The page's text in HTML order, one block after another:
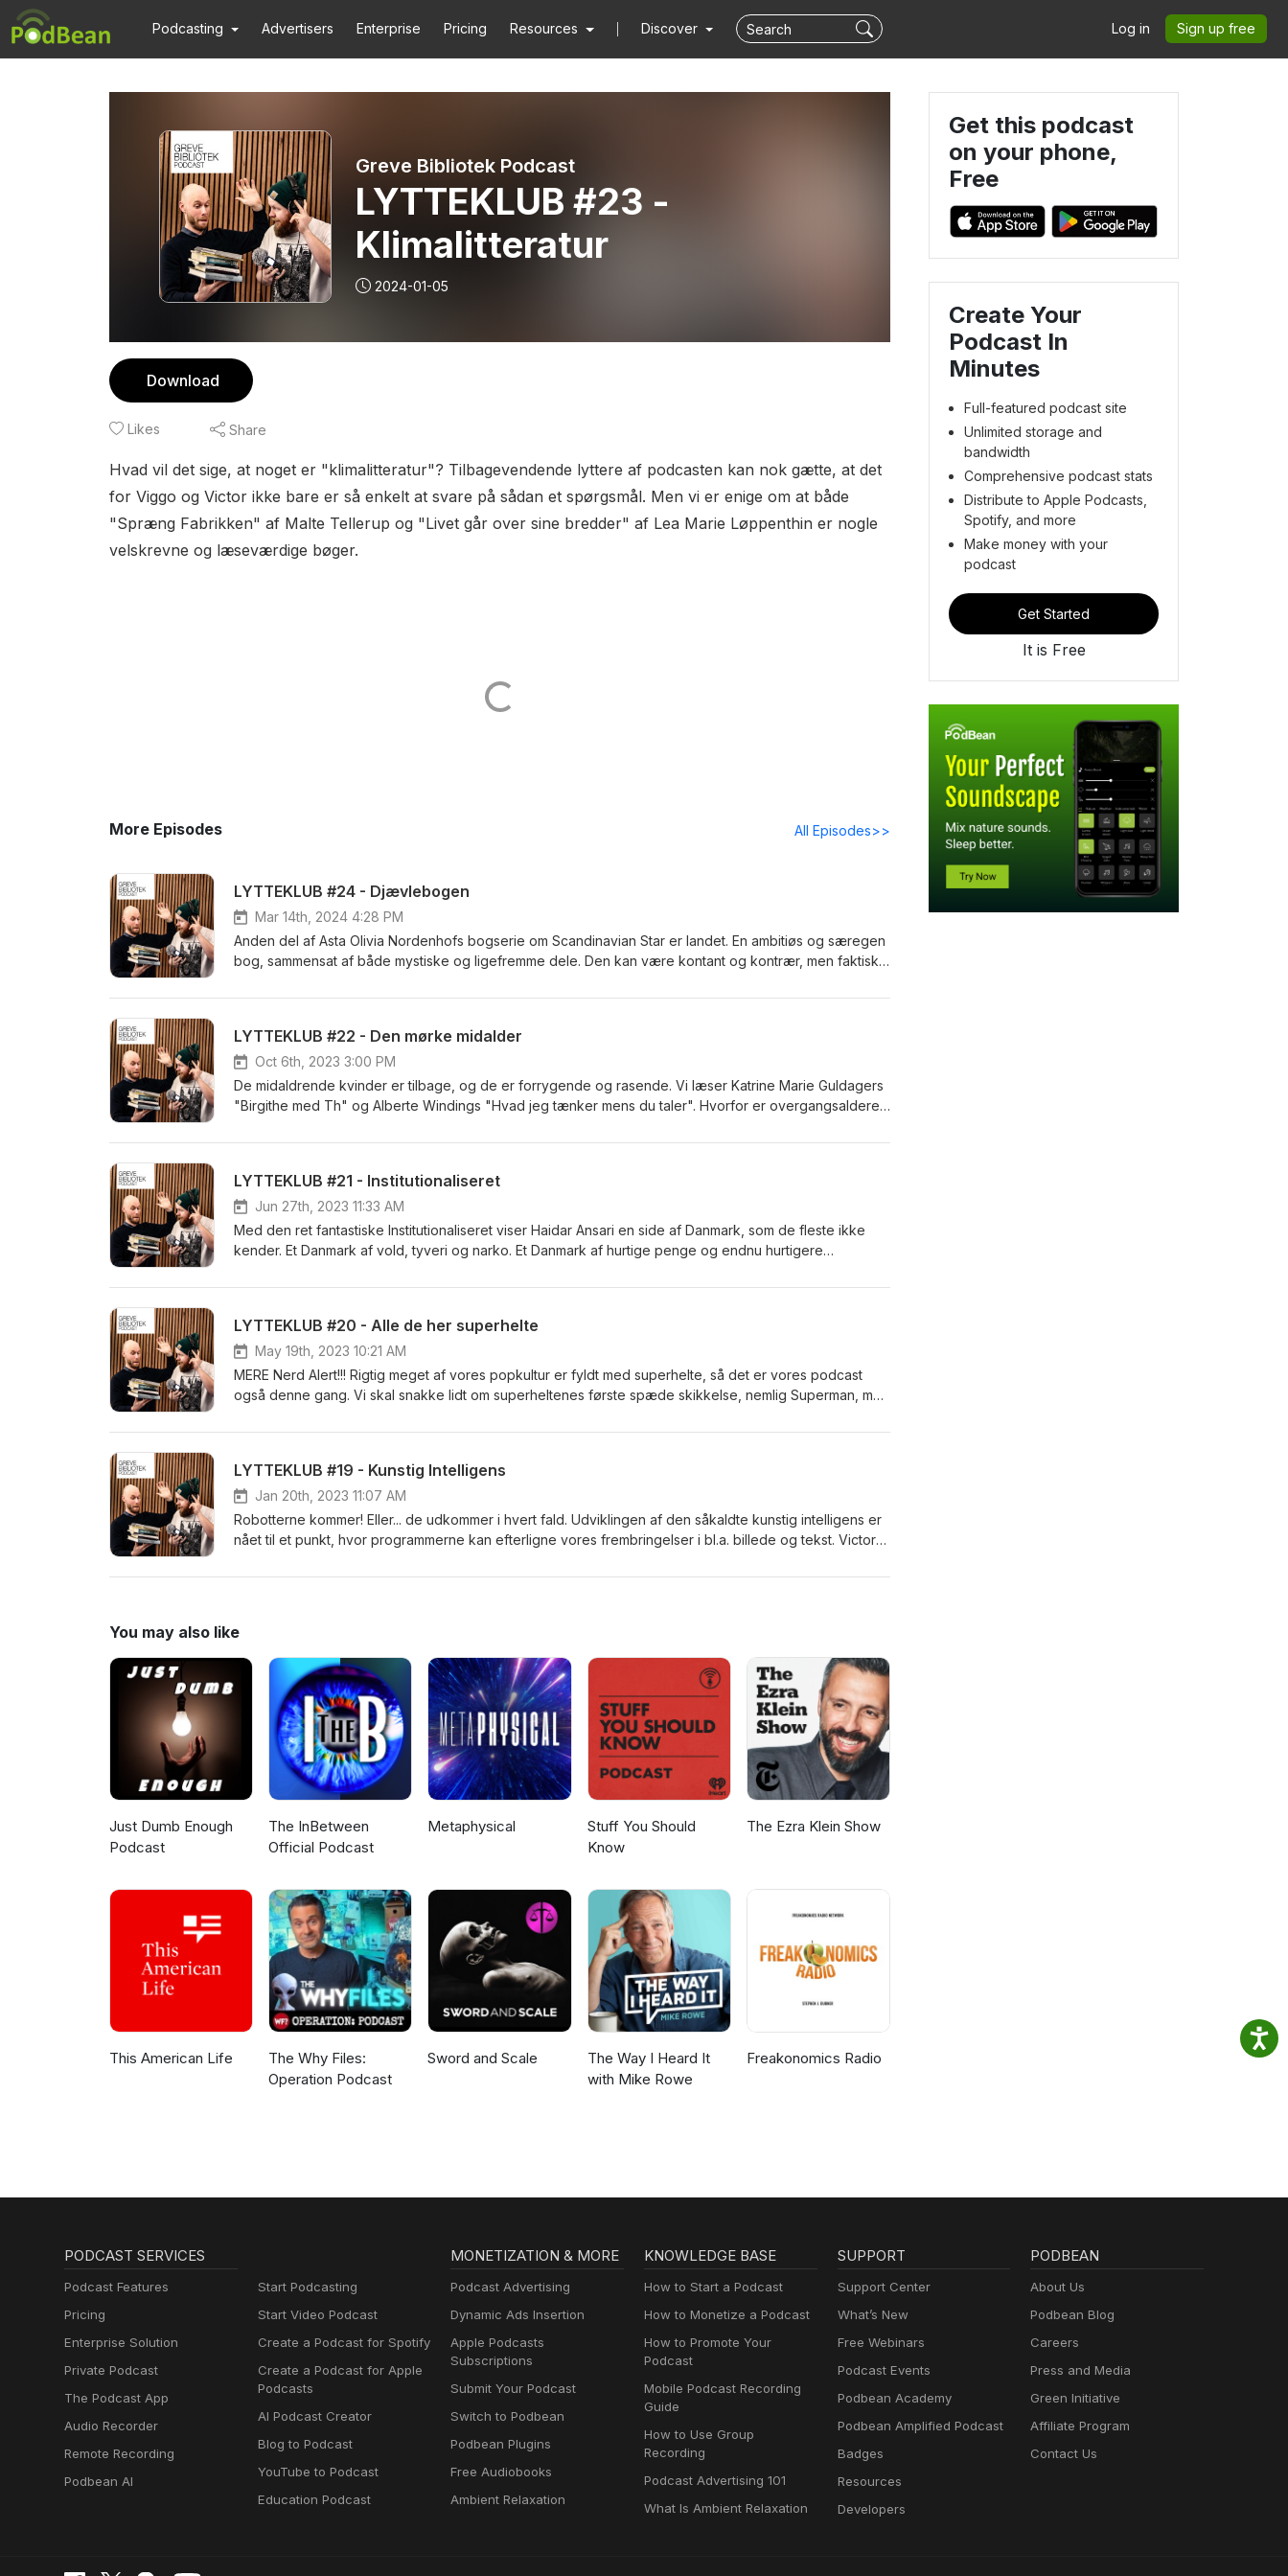
Podcasting Advertisers Enterprise Pricing Resources Discover Log in Sign up free
Greve Bibliotek Podcast
LYTTEKLUB #23 -
Klimalitteratur
2024-01-05
Download
Likes Share
Hvad vil det sige, at noget er "klimalitteratur"? Tilbagevendende lyttere af podcasten kan nok gætte, at det
for Viggo og Victor ikke bare er så enkelt at svare på sådan et spørgsmål. Men vi er enige om at både
"Spræng Fabrikken" af Malte Tellerup og "Livet går over sine bredder" af Lea Marie Løppenthin er nogle
velskrevne og læseværdige bøger.
More Episodes All Episodes>>
LYTTEKLUB #24 - Djævlebogen
Mar 14th, 2024 4:28 PM
Anden del af Asta Olivia Nordenhofs bogserie om Scandinavian Star er landet. En ambitiøs og særegen
bog, sammensat af både mystiske og ligefremme dele. Den kan være kontant og kontrær, men faktisk
vej hen. På den anden side - er det ikke også bare sådan livet er?
LYTTEKLUB #22 - Den mørke midalder
Oct 6th, 2023 3:00 PM
De midaldrende kvinder er tilbage, og de er forrygende og rasende. Vi læser Katrine Marie Guldagers
"Birgithe med Th" og Alberte Windings "Hvad jeg tænker mens du taler". Hvorfor er overgangsalderen
mændene der får lov at tage på eventyr, når de har deres?
LYTTEKLUB #21 - Institutionaliseret
Jun 27th, 2023 11:33 AM
Med den ret fantastiske Institutionaliseret viser Haidar Ansari en side af Danmark, som de fleste ikke
kender. Et Danmark af vold, tyveri og narko. Et Danmark af hurtige penge og endnu hurtigere
basker, men i det her tilfælde er det råstoffet i en fremragende digtsamling - lyt med!
LYTTEKLUB #20 - Alle de her superhelte
May 19th, 2023 10:21 AM
MERE Nerd Alert!!! Rigtig meget af vores popkultur er fyldt med superhelte, så det er vores podcast
også denne gang. Vi skal snakke lidt om superheltenes første spæde skikkelse, nemlig Superman, men
hvor monumentale tegneserieværker som Watchmen og Batman - The Dark Knight Returns udkommer.
LYTTEKLUB #19 - Kunstig Intelligens
Jan 20th, 2023 11:07 AM
Robotterne kommer! Eller... de udkommer i hvert fald. Udviklingen af den såkaldte kunstig intelligens er
nået til et punkt, hvor programmerne kan efterligne vores frembringelser i bl.a. billede og tekst. Victor
Og så ser vi på en bog af Tobias Larsen, der er halvt skrevet af en tekstrobot.
You may also like
Just Dumb Enough
Podcast
The InBetween
Official Podcast
Metaphysical
Stuff You Should
Know
The Ezra Klein Show
This American Life
The Why Files:
Operation Podcast
Sword and Scale
The Way I Heard It
with Mike Rowe
Freakonomics Radio
Get this podcast
on your phone,
Free
Create Your
Podcast In
Minutes
Full-featured podcast site
Unlimited storage and
bandwidth
Comprehensive podcast stats
Distribute to Apple Podcasts,
Spotify, and more
Make money with your
podcast
Get Started
It is Free
PODCAST SERVICES
Podcast Features
Pricing
Enterprise Solution
Private Podcast
The Podcast App
Audio Recorder
Remote Recording
Podbean AI
Start Podcasting
Start Video Podcast
Create a Podcast for Spotify
Create a Podcast for Apple
Podcasts
AI Podcast Creator
Blog to Podcast
YouTube to Podcast
Education Podcast
MONETIZATION & MORE
Podcast Advertising
Dynamic Ads Insertion
Apple Podcasts
Subscriptions
Submit Your Podcast
Switch to Podbean
Podbean Plugins
Free Audiobooks
Ambient Relaxation
KNOWLEDGE BASE
How to Start a Podcast
How to Monetize a Podcast
How to Promote Your
Podcast
Mobile Podcast Recording
Guide
How to Use Group
Recording
Podcast Advertising 101
What Is Ambient Relaxation
SUPPORT
Support Center
What’s New
Free Webinars
Podcast Events
Podbean Academy
Podbean Amplified Podcast
Badges
Resources
Developers
PODBEAN
About Us
Podbean Blog
Careers
Press and Media
Green Initiative
Affiliate Program
Contact Us